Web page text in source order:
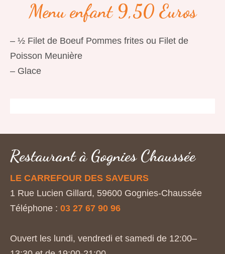
Menu enfant 9,50 Euros
– ½ Filet de Boeuf Pommes frites ou Filet de
Poisson Meunière
– Glace
Restaurant à Gognies Chaussée
LE CARREFOUR DES SAVEURS
1 Rue Lucien Gillard, 59600 Gognies-Chaussée
Téléphone : 03 27 67 90 96
Ouvert les lundi, vendredi et samedi de 12:00–